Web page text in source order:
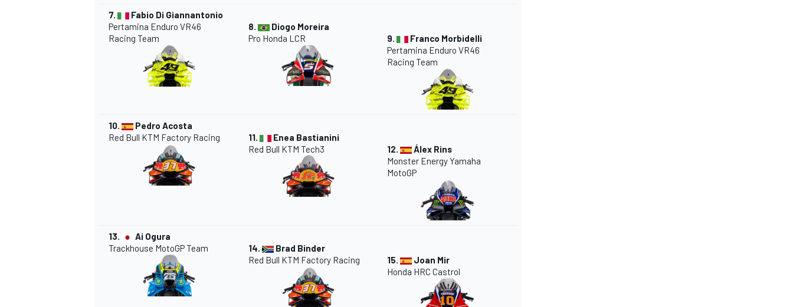
7.
Fabio Di Giannantonio
Pertamina Enduro VR46
Racing Team
8.
Diogo Moreira
Pro Honda LCR 9.
Franco Morbidelli
Pertamina Enduro VR46
Racing Team
10.
Pedro Acosta
Red Bull KTM Factory Racing 11.
Enea Bastianini
Red Bull KTM Tech3
12.
Álex Rins
Monster EnergyYamaha
MotoGP
13.
Ai Ogura
Trackhouse MotoGP Team
14.
Brad Binder
Red Bull KTM Factory Racing
15.
Joan Mir
Honda HRC Castrol